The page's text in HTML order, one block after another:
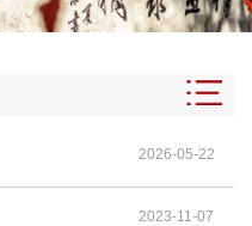
2026-05-22
2023-11-07